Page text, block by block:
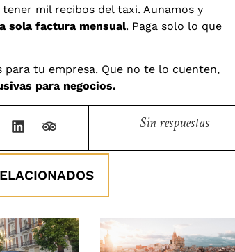
mil recibos del taxi. Aunamos y
sola factura mensual. Paga solo lo que
para tu empresa. Que no te lo cuenten,
para negocios.
Sin respuestas